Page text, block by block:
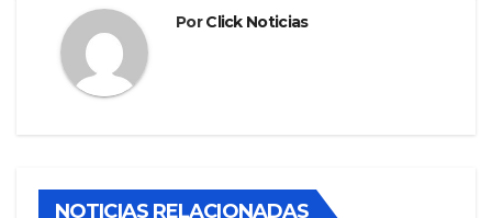
PorClick Noticias
NOTICIAS RELACIONADAS